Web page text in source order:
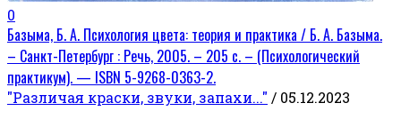
0
Базыма, Б. А. Психология цвета: теория и практика / Б. А. Базыма.
– Санкт-Петербург : Речь, 2005. – 205 с. – (Психологический
практикум). — ISBN 5-9268-0363-2.
"Различая краски, звуки, запахи..." / 05.12.2023